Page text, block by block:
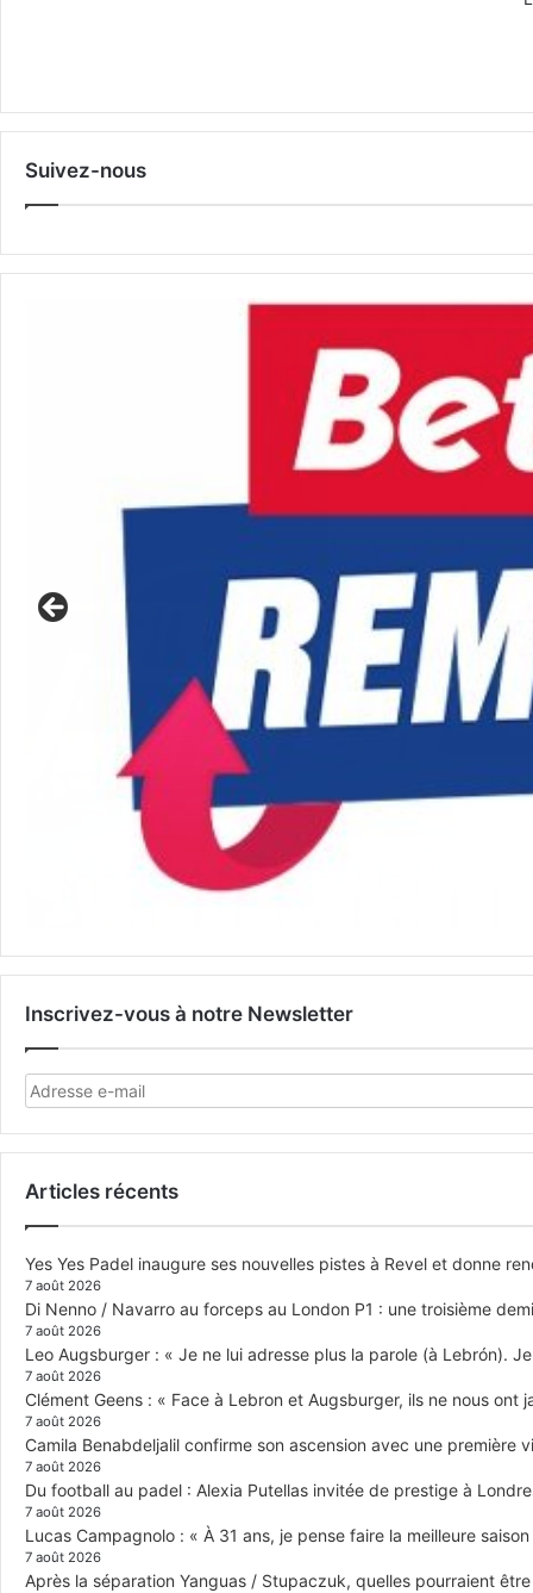
Suivez-nous
Inscrivez-vous à notre Newsletter
Articles récents
Yes Yes Padel inaugure ses nouvelles pistes à Revel et donne
7 août 2026
Di Nenno / Navarro au forceps au London P1 : une troisième
7 août 2026
Leo Augsburger : « Je ne lui adresse plus la parole (à Lebrón).
7 août 2026
Clément Geens : « Face à Lebron et Augsburger, ils ne nous ont
7 août 2026
Camila Benabdeljalil confirme son ascension avec une première
7 août 2026
Du football au padel : Alexia Putellas invitée de prestige à
7 août 2026
Lucas Campagnolo : « À 31 ans, je pense faire la meilleure
7 août 2026
Après la séparation Yanguas / Stupaczuk, quelles pourraient